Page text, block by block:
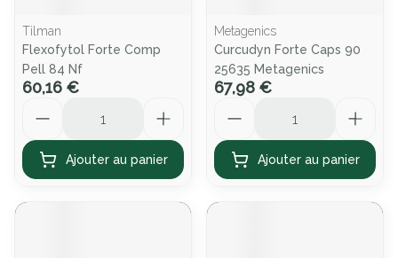
Tilman
Flexofytol Forte Comp
Pell 84 Nf
60,16 €
Ajouter au panier
Metagenics
Curcudyn Forte Caps 90
25635 Metagenics
67,98 €
Ajouter au panier